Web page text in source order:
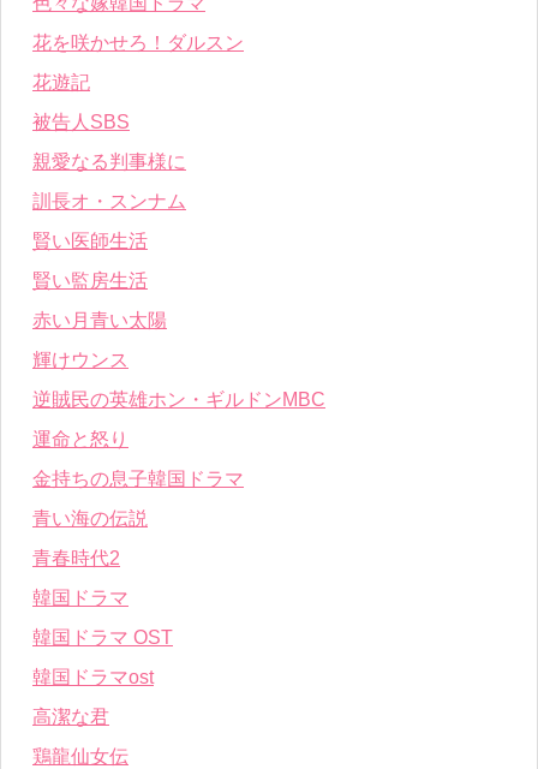
花を咲かせろ！ダルスン
花遊記
被告人SBS
親愛なる判事様に
訓長オ・スンナム
賢い医師生活
賢い監房生活
赤い月青い太陽
輝けウンス
逆賊民の英雄ホン・ギルドンMBC
運命と怒り
金持ちの息子韓国ドラマ
青い海の伝説
青春時代2
韓国ドラマ
韓国ドラマ OST
韓国ドラマost
高潔な君
鶏龍仙女伝